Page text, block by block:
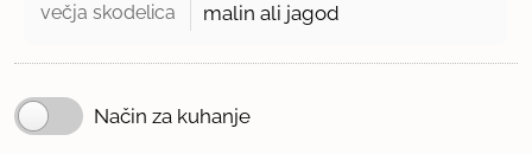
večja skodelica malin ali jagod
Način za kuhanje